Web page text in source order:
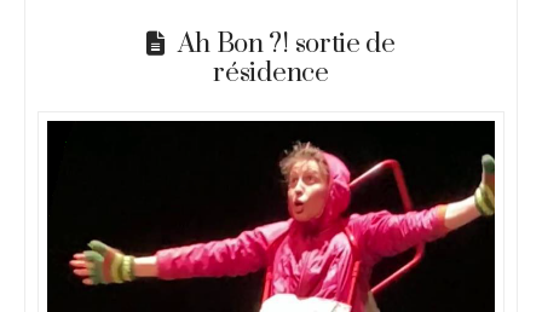
Ah Bon ?! sortie de
résidence